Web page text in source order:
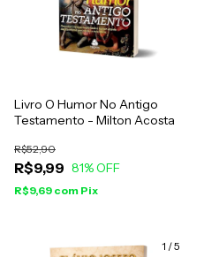
Livro O Humor No Antigo
Testamento - Milton Acosta
R$9,99
R$52,90
81% OFF
R$9,69 com Pix
1 /5